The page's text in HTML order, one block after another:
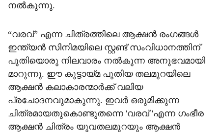
നൽകുന്നു.
“വരവ്” എന്ന ചിത്രത്തിലെ ആക്ഷൻ രംഗങ്ങൾ
ഇന്ത്യൻ സിനിമയിലെ സ്റ്റണ്ട് സംവിധാനത്തിന്
പുതിയൊരു നിലവാരം നൽകുന്ന അനുഭവമായി
മാറുന്നു. ഈ കൂട്ടായ്മ പുതിയ തലമുറയിലെ
ആക്ഷൻ കലാകാരന്മാർക്ക് വലിയ
പ്രചോദനവുമാകുന്നു. ഇവർ ഒരുമിക്കുന്ന
ചിത്രമായതുകൊണ്ടുതന്നെ 'വരവ് 'എന്ന ഗംഭീര
ആക്ഷൻ ചിത്രം യുവതലമുറയും ആക്ഷൻ